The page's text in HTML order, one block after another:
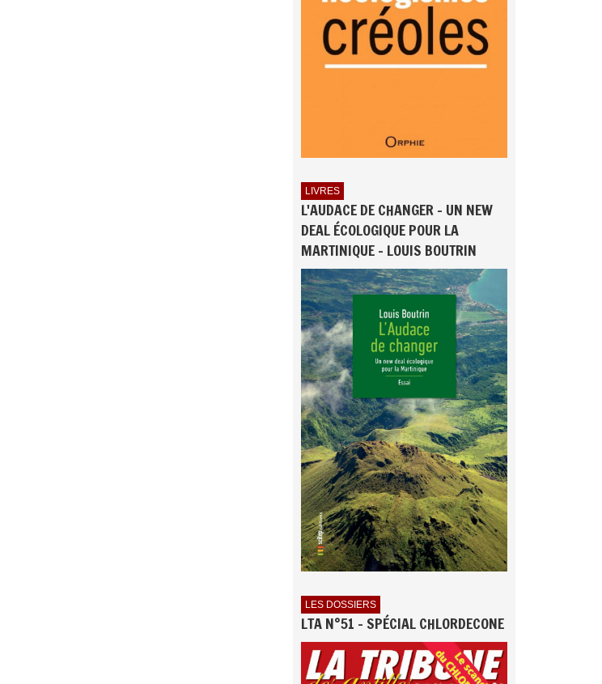
LIVRES
L'AUDACE DE CHANGER - UN NEW
DEAL ÉCOLOGIQUE POUR LA
MARTINIQUE - LOUIS BOUTRIN
LES DOSSIERS
LTA N°51 - SPÉCIAL CHLORDECONE